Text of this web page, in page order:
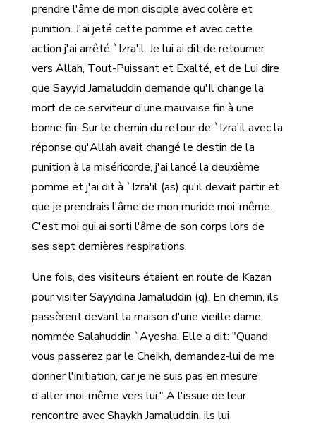
prendre l'âme de mon disciple avec colère et
punition. J'ai jeté cette pomme et avec cette
action j'ai arrêté `Izra'il. Je lui ai dit de retourner
vers Allah, Tout-Puissant et Exalté, et de Lui dire
que Sayyid Jamaluddin demande qu'Il change la
mort de ce serviteur d'une mauvaise fin à une
bonne fin. Sur le chemin du retour de `Izra'il avec la
réponse qu'Allah avait changé le destin de la
punition à la miséricorde, j'ai lancé la deuxième
pomme et j'ai dit à `Izra'il (as) qu'il devait partir et
que je prendrais l'âme de mon muride moi-même.
C'est moi qui ai sorti l'âme de son corps lors de
ses sept dernières respirations.
Une fois, des visiteurs étaient en route de Kazan
pour visiter Sayyidina Jamaluddin (q). En chemin, ils
passèrent devant la maison d'une vieille dame
nommée Salahuddin `Ayesha. Elle a dit: "Quand
vous passerez par le Cheikh, demandez-lui de me
donner l'initiation, car je ne suis pas en mesure
d'aller moi-même vers lui." A l'issue de leur
rencontre avec Shaykh Jamaluddin, ils lui